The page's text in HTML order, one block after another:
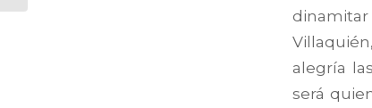
alegría
será